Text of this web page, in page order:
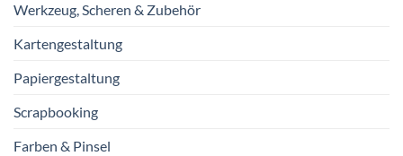
Werkzeug, Scheren & Zubehör
Kartengestaltung
Papiergestaltung
Scrapbooking
Farben & Pinsel